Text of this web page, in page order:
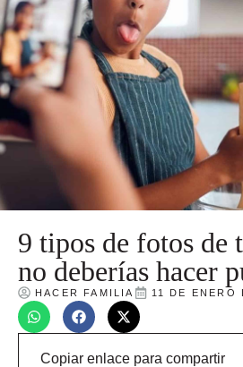
9 tipos de fotos de
no deberías hacer
HACER FAMILIA 11 DE ENERO
Copiar enlace para compartir